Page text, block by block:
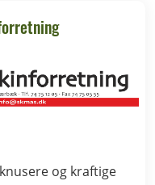
og kraftige